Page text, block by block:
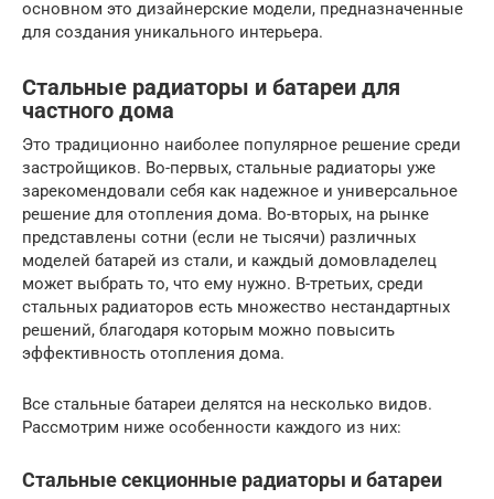
основном это дизайнерские модели, предназначенные
для создания уникального интерьера.
Стальные радиаторы и батареи для
частного дома
Это традиционно наиболее популярное решение среди
застройщиков. Во-первых, стальные радиаторы уже
зарекомендовали себя как надежное и универсальное
решение для отопления дома. Во-вторых, на рынке
представлены сотни (если не тысячи) различных
моделей батарей из стали, и каждый домовладелец
может выбрать то, что ему нужно. В-третьих, среди
стальных радиаторов есть множество нестандартных
решений, благодаря которым можно повысить
эффективность отопления дома.
Все стальные батареи делятся на несколько видов.
Рассмотрим ниже особенности каждого из них:
Стальные секционные радиаторы и батареи